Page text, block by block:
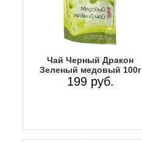
Чай Черный Дракон
Зеленый медовый 100г
199 руб.